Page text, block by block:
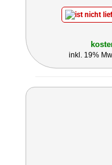
inkl. 19%